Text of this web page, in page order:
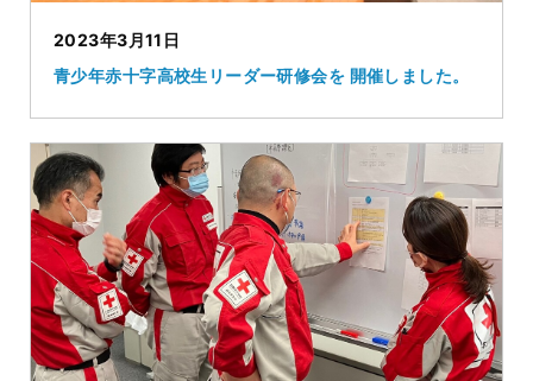
2023年3月11日
青少年赤十字高校生リーダー研修会を 開催しました。